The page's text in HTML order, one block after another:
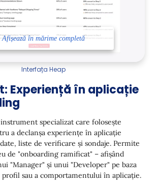
Interfața Heap
Experiență în aplicație
specializat care folosește
a declanșa experiențe în aplicație
liste de verificare și sondaje. Permite
de "onboarding ramificat" – afișând
"Manager" și unui "Developer" pe baza
sau a comportamentului în aplicație.